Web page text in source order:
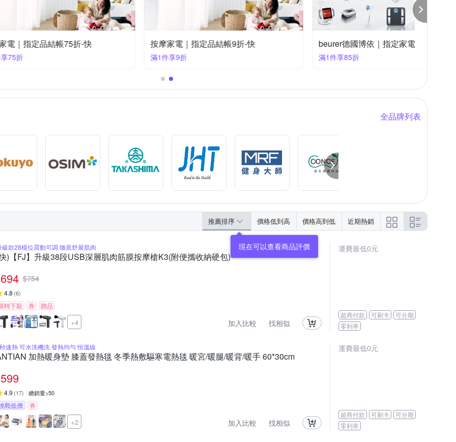
beurer德國博依｜指定家電85折+快速到貨 按摩家電｜指定品結帳95折-快 按摩家電｜指定品結帳8折-快
全品牌列表
推薦排序 價格低到高 價格高到低 近期熱銷
級款28檔位震動可調 徹底舒展肌肉
)【FJ】升級38段USB深層肌肉筋膜按摩槍K3(附便攜收納硬包)
694 $754
4.8 (6)
時下殺 券 贈品
+4 加入比較 找相似
運費最低0元
超商付款 可刷卡
可分期
零利率
速熱 可水洗機洗 發熱均勻 恒溫線
加熱暖身墊 膝蓋發熱毯 冬季熱敷驅寒電熱毯 暖宮/暖腿/暖背/暖手 60*30cm
599
4.9 (17) 總銷量>50
戰低價 券
+2 加入比較 找相似
運費最低0元
超商付款 可刷卡
可分期
零利率